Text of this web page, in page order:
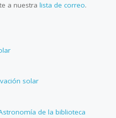
a nuestralista de correo.
solar
de la biblioteca